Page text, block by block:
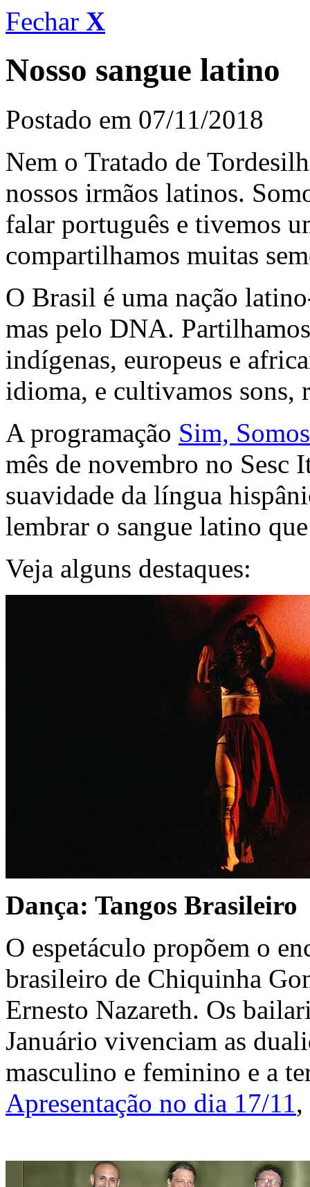
Fechar X
Nosso sangue latino
Postado em 07/11/2018
Nem o Tratado de
nossos irmãos latinos.
falar português e tivemos
compartilhamos muitas
O Brasil é uma nação
mas pelo DNA.
indígenas, europeus e
idioma, e cultivamos sons,
A programação Sim,
mês de novembro no Sesc
suavidade da língua
lembrar o sangue latino
Veja alguns destaques:
Dança: Tangos Brasileiro
O espetáculo propõem o
brasileiro de Chiquinha
Ernesto Nazareth. Os
Januário vivenciam as
masculino e feminino e a
Apresentação no dia 17/11,